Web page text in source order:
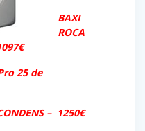
BAXI
ROCA
25 de
– 1250€